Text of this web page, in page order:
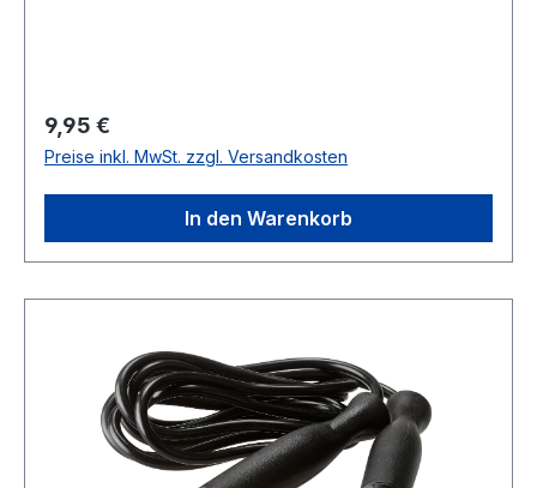
Regulärer Preis:
9,95 €
Preise inkl. MwSt. zzgl. Versandkosten
In den Warenkorb